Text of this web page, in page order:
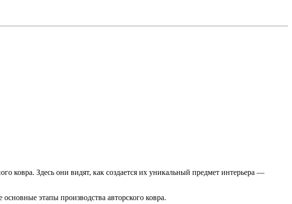
ковра. Здесь они видят, как создается их уникальный предмет интерьера —
этапы производства авторского ковра.